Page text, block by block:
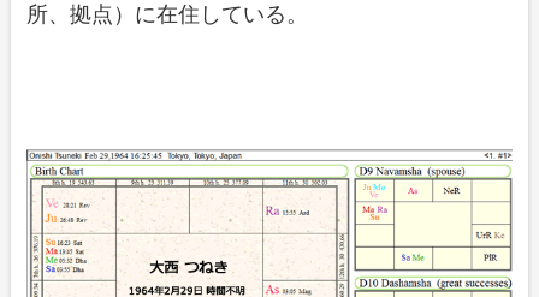
所、拠点）に在住している。